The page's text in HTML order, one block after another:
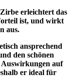
erleichtert das
ist, und wirkt
aus.
ansprechend
den schönen
Auswirkungen auf
er ideal für